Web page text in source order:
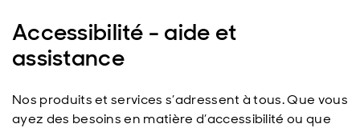
Accessibilité - aide et
assistance
Nos produits et services s’adressent à tous. Que vous
ayez des besoins en matière d’accessibilité ou que